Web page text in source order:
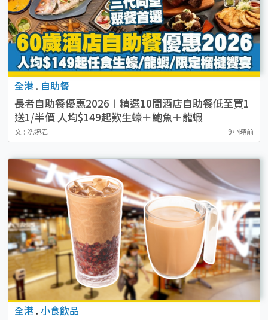
全港 . 自助餐
長者自助餐優惠2026︱精選10間酒店自助餐低至買1
送1/半價 人均$149起歎生蠔＋鮑魚＋龍蝦
文 : 冼婉君 9小時前
全港 . 小食飲品